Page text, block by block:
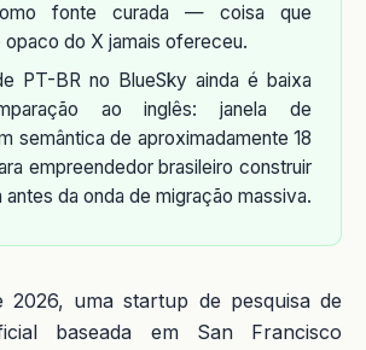
fonte curada — coisa que
opaco do X jamais ofereceu.
PT-BR no BlueSky ainda é baixa
ao inglês: janela de
semântica de aproximadamente 18
empreendedor brasileiro construir
antes da onda de migração massiva.
2026, uma startup de pesquisa de
baseada em San Francisco